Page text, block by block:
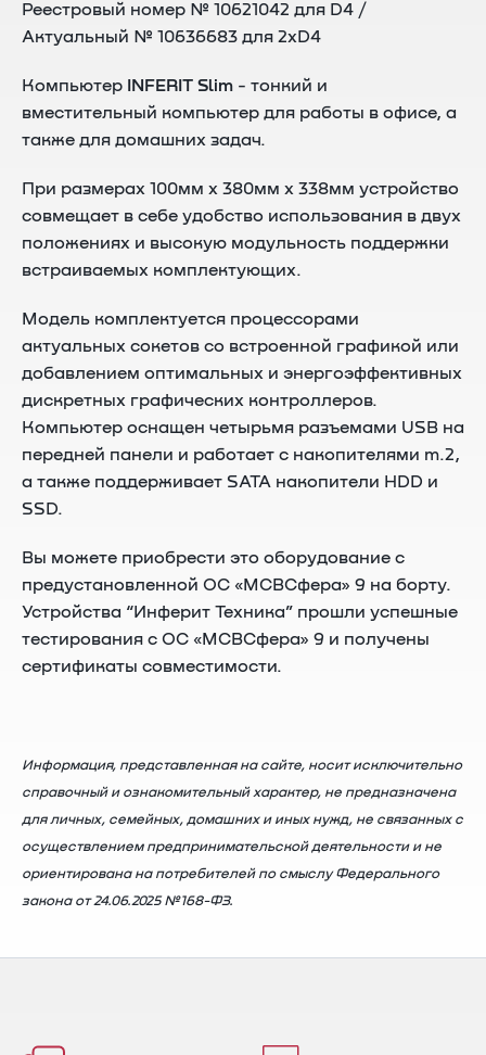
Реестровый номер № 10621042 для D4 /
Актуальный № 10636683 для 2xD4
Компьютер INFERIT Slim - тонкий и
вместительный компьютер для работы в офисе, а
также для домашних задач.
При размерах 100мм x 380мм x 338мм устройство
совмещает в себе удобство использования в двух
положениях и высокую модульность поддержки
встраиваемых комплектующих.
Модель комплектуется процессорами
актуальных сокетов со встроенной графикой или
добавлением оптимальных и энергоэффективных
дискретных графических контроллеров.
Компьютер оснащен четырьмя разъемами USB на
передней панели и работает с накопителями m.2,
а также поддерживает SATA накопители HDD и
SSD.
Вы можете приобрести это оборудование с
предустановленной ОС «МСВСфера» 9 на борту.
Устройства “Инферит Техника” прошли успешные
тестирования с ОС «МСВСфера» 9 и получены
сертификаты совместимости.
Информация, представленная на сайте, носит исключительно
справочный и ознакомительный характер, не предназначена
для личных, семейных, домашних и иных нужд, не связанных с
осуществлением предпринимательской деятельности и не
ориентирована на потребителей по смыслу Федерального
закона от 24.06.2025 №168-ФЗ.